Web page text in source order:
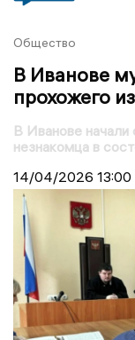
Общество
В Иванове
прохожего
В Иванове
незнакомца в
14/04/2026 13:00